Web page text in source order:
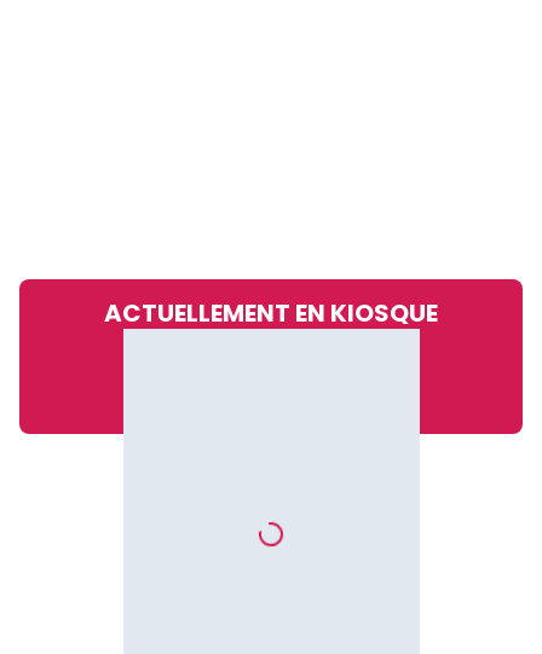
ACTUELLEMENT EN KIOSQUE